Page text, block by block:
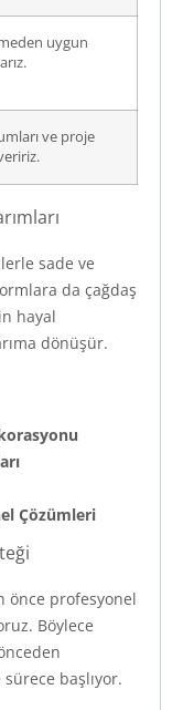
uygun
ve proje
sade ve
da çağdaş
hayal
dönüşür.
Çözümleri
önce profesyonel
Böylece
başlıyor.